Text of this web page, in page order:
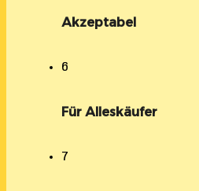
Akzeptabel
6
Für Alleskäufer
7